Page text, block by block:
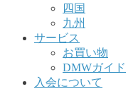
四国
九州
サービス
お買い物
DMWガイド
入会について